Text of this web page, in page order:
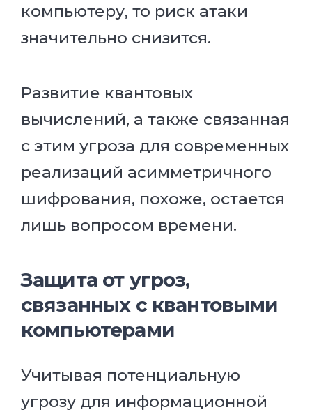
компьютеру, то риск атаки
значительно снизится.
Развитие квантовых
вычислений, а также связанная
с этим угроза для современных
реализаций асимметричного
шифрования, похоже, остается
лишь вопросом времени.
Защита от угроз,
связанных с квантовыми
компьютерами
Учитывая потенциальную
угрозу для информационной